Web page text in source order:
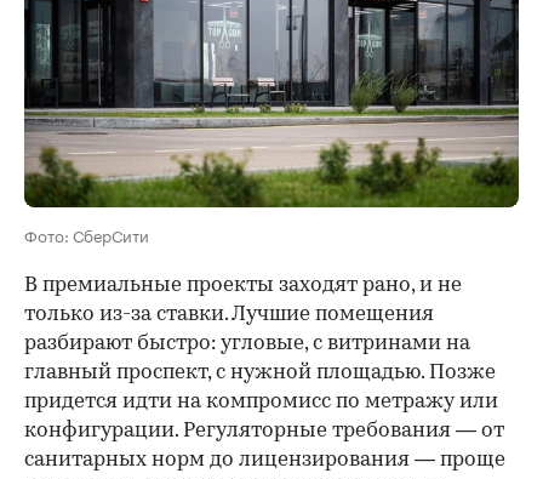
Фото: СберСити
В премиальные проекты заходят рано, и не
только из-за ставки. Лучшие помещения
разбирают быстро: угловые, с витринами на
главный проспект, с нужной площадью. Позже
придется идти на компромисс по метражу или
конфигурации. Регуляторные требования — от
санитарных норм до лицензирования — проще